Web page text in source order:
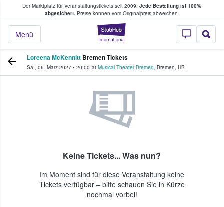
Der Marktplatz für Veranstaltungstickets seit 2009. Jede Bestellung ist 100%
abgesichert.Preise können vom Originalpreis abweichen.
StubHub - Wo
Menü
Tickets kaufen & verkaufen
Loreena McKennitt Bremen Tickets
Sa., 06. März 2027 • 20:00 at Musical Theater Bremen, Bremen, HB
Keine Tickets... Was nun?
Im Moment sind für diese Veranstaltung keine
Tickets verfügbar – bitte schauen Sie in Kürze
nochmal vorbei!